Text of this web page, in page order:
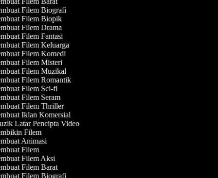
Filem Biografi
Filem Biopik
Filem Drama
Filem Fantasi
Filem Keluarga
Filem Komedi
Filem Misteri
Filem Muzikal
Filem Romantik
Filem Sci-fi
Filem Seram
Filem Thriller
Iklan Komersial
Latar Pencipta Video
Filem
Animasi
Filem
Filem Aksi
Filem Barat
Filem Biografi